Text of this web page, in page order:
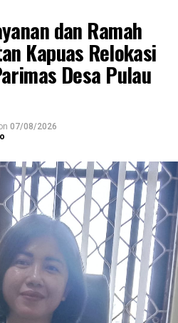
dan Ramah
Kapuas Relokasi
Desa Pulau
07/08/2026